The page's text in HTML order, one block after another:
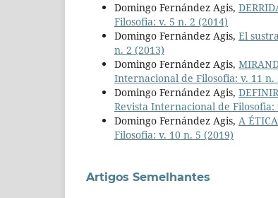
Domingo Fernández Agis,
Filosofia: v. 5 n. 2 (2014)
Domingo Fernández Agis, El
n. 2 (2013)
Domingo Fernández Agis,
Internacional de Filosofia: v. 11 n.
Domingo Fernández Agis,
Revista Internacional de Filosofia:
Domingo Fernández Agis, A
Filosofia: v. 10 n. 5 (2019)
Artigos Semelhantes